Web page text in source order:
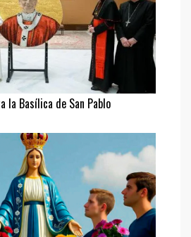
la Basílica de San Pablo